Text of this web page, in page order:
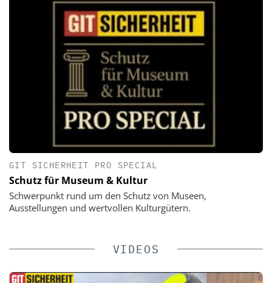
GIT SICHERHEIT PRO SPECIAL
Schutz für Museum & Kultur
Schwerpunkt rund um den Schutz von Museen,
Ausstellungen und wertvollen Kulturgütern.
VIDEOS